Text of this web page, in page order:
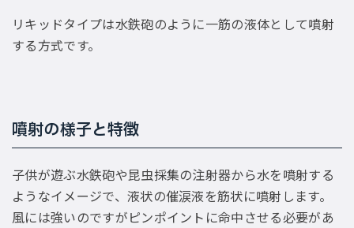
リキッドタイプは水鉄砲のように一筋の液体として噴射
する方式です。
噴射の様子と特徴
子供が遊ぶ水鉄砲や昆虫採集の注射器から水を噴射する
ようなイメージで、液状の催涙液を筋状に噴射します。
風には強いのですがピンポイントに命中させる必要があ